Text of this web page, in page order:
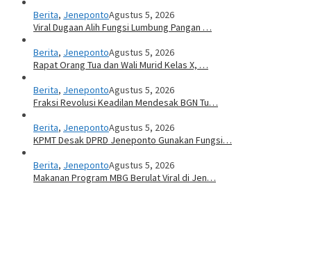
Berita, JenepontoAgustus 5, 2026
Viral Dugaan Alih Fungsi Lumbung Pangan …
Berita, JenepontoAgustus 5, 2026
Rapat Orang Tua dan Wali Murid Kelas X, …
Berita, JenepontoAgustus 5, 2026
Fraksi Revolusi Keadilan Mendesak BGN Tu…
Berita, JenepontoAgustus 5, 2026
KPMT Desak DPRD Jeneponto Gunakan Fungsi…
Berita, JenepontoAgustus 5, 2026
Makanan Program MBG Berulat Viral di Jen…